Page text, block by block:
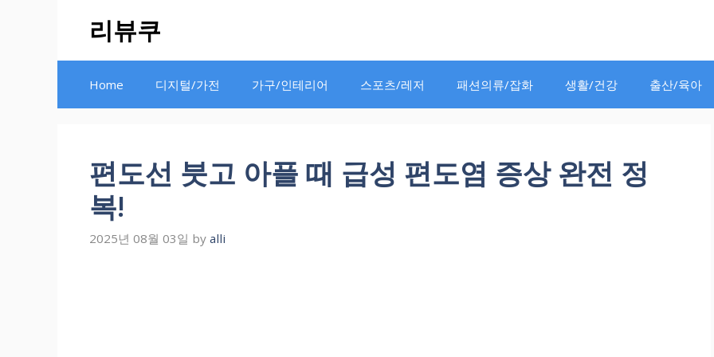
리뷰쿠
Home 디지털/가전 가구/인테리어 스포츠/레저 패션의류/잡화 생활/건강 출산/육아
편도선 붓고 아플 때 급성 편도염 증상 완전 정
복!
2025년 08월 03일 by alli